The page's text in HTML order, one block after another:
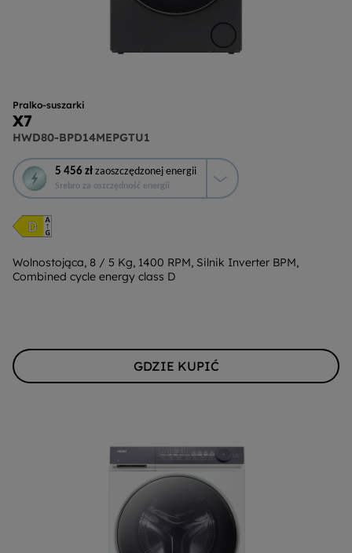
Pralko-suszarki
X7
HWD80-BPD14MEPGTU1
5 456 zł zaoszczędzonej energii
Srebro za oszczędność energii
To
działanie
otworzy
narzędzie
do
energii
Youreko.
Wolnostojąca, 8 / 5 Kg, 1400 RPM, Silnik Inverter BPM,
Combined cycle energy class D
GDZIE KUPIĆ